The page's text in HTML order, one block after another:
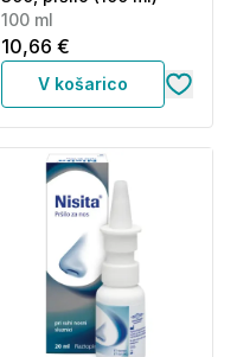
100 ml
10,66 €
V košarico